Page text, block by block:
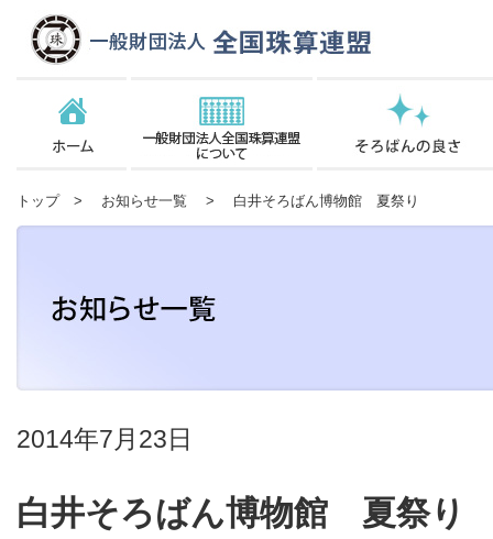
トップ> お知らせ一覧 > 白井そろばん博物館 夏祭り
2014年7月23日
白井そろばん博物館 夏祭り